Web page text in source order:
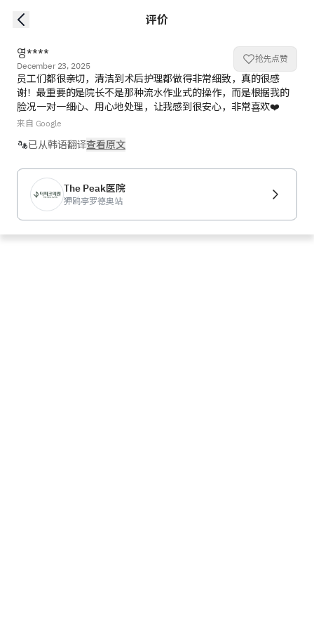
评价
영****
December 23, 2025
抢先点赞
员工们都很亲切，清洁到术后护理都做得非常细致，真的很感
谢！最重要的是院长不是那种流水作业式的操作，而是根据我的
脸况一对一细心、用心地处理，让我感到很安心，非常喜欢❤️
来自 Google
已从韩语翻译查看原文
The Peak医院
狎鸥亭罗德奥站